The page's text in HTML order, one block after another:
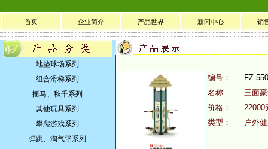
首页 企业简介 产品世界 新闻中心 销
地垫球场系列
组合滑梯系列
摇马、秋千系列
其他玩具系列
攀爬游戏系列
弹跳、淘气堡系列
编号：
FZ-
名称
三面
价格：
22000
类型：
户外